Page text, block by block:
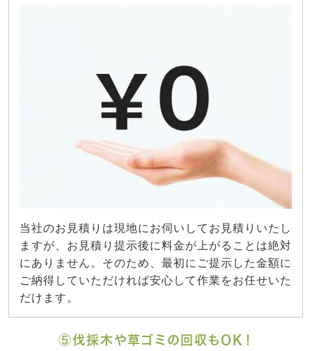
当社のお見積りは現地にお伺いしてお見積りいたし
ますが、お見積り提示後に料金が上がることは絶対
にありません。そのため、最初にご提示した金額に
ご納得していただければ安心して作業をお任せいた
だけます。
⑤伐採木や草ゴミの回収もOK！